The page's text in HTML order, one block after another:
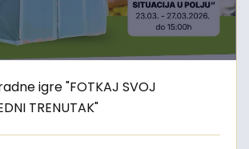
igre "FOTKAJ SVOJ
TRENUTAK"